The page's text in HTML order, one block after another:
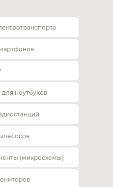
для ноутбуков
(микросхемы)